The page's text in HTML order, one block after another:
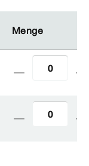
Menge
Menge